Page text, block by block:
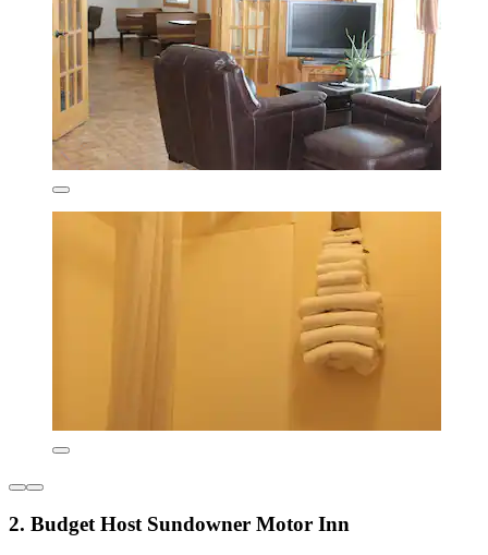
2. Budget Host Sundowner Motor Inn